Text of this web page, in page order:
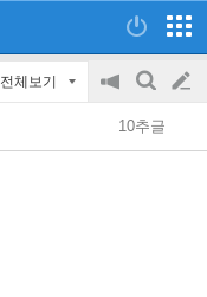
전체보기
공
지
on/off
검
색
글
쓰
10추글